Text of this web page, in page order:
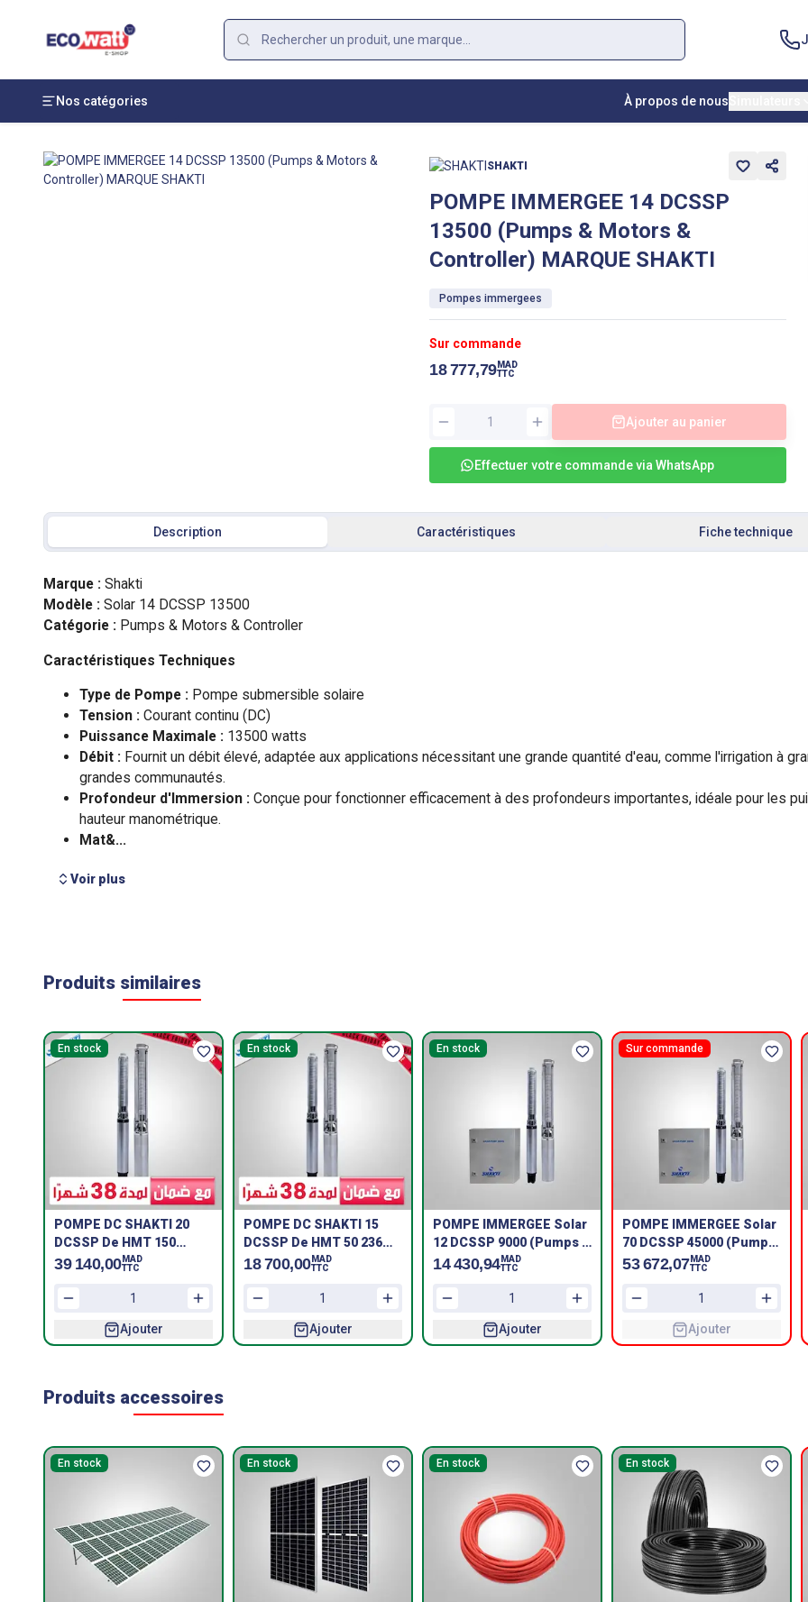
Nos catégories À propos de nous
SHAKTI
POMPE IMMERGEE 14 DCSSP
13500 (Pumps & Motors &
Controller) MARQUE SHAKTI
Pompes immergees
Sur commande
18 777,79MAD
TTC
Ajouter au panier
Effectuer votre commande via WhatsApp
Description Caractéristiques Fiche technique
Voir plus
Produits similaires
En stock
POMPE DC SHAKTI 20
DCSSP De HMT 150
395m3 jusqu'à HMT 200
39 140,00MAD
TTC
Ajouter
En stock
POMPE DC SHAKTI 15
DCSSP De HMT 50 236m3
jusqu'à HMT 115 180m3
18 700,00MAD
TTC
Ajouter
En stock
POMPE IMMERGEE Solar
12 DCSSP 9000 (Pumps &
Motors & Controller)
14 430,94MAD
TTC
Ajouter
Sur commande
POMPE IMMERGEE Solar
70 DCSSP 45000 (Pumps
& Motors & Controller)
53 672,07MAD
TTC
Ajouter
Produits accessoires
En stock En stock En stock En stock